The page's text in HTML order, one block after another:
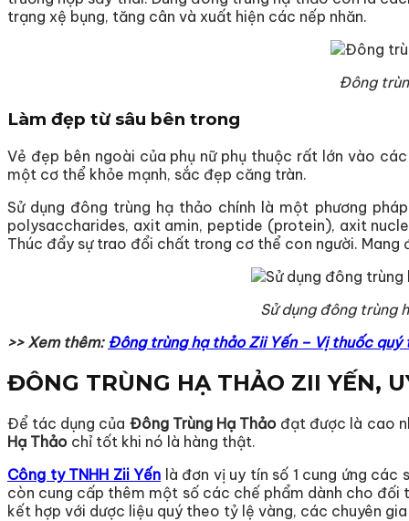
trạng xệ bụng, tăng cân và xuất hiện các nếp nhăn.
Đông
Làm đẹp từ sâu bên trong
Vẻ đẹp bên ngoài của phụ nữ phụ thuộc rất lớn vào
một cơ thể khỏe mạnh, sắc đẹp căng tràn.
Sử dụng đông trùng hạ thảo chính là một phương
polysaccharides, axit amin, peptide (protein), axit
Thúc đẩy sự trao đổi chất trong cơ thể con người.
Sử dụng đông trùng
>> Xem thêm: Đông trùng hạ thảo Zii Yến – Vị thuốc
ĐÔNG TRÙNG HẠ THẢO ZII YẾN,
Để tác dụng của Đông Trùng Hạ Thảođạt được là cao
Hạ Thảo chỉ tốt khi nó là hàng thật.
Công ty TNHH Zii Yến là đơn vị uy tín số 1 cung ứng
còn cung cấp thêm một số các chế phẩm dành cho đối
kết hợp với dược liệu quý theo tỷ lệ vàng, các chuyên